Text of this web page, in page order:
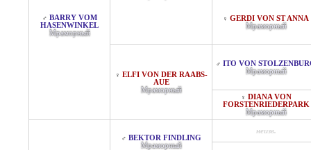
♂ BARRY VOM
HASENWINKEL
Мраморный
♀ GERDI VON ST ANNA
Мраморный
♀ ELFI VON DER RAABS-
AUE
Мраморный
♂ ITO VON
Мраморный
♀ DIANA VON
FORSTENRIEDERPARK
Мраморный
♂ BEKTOR FINDLING
Мраморный
неизв.